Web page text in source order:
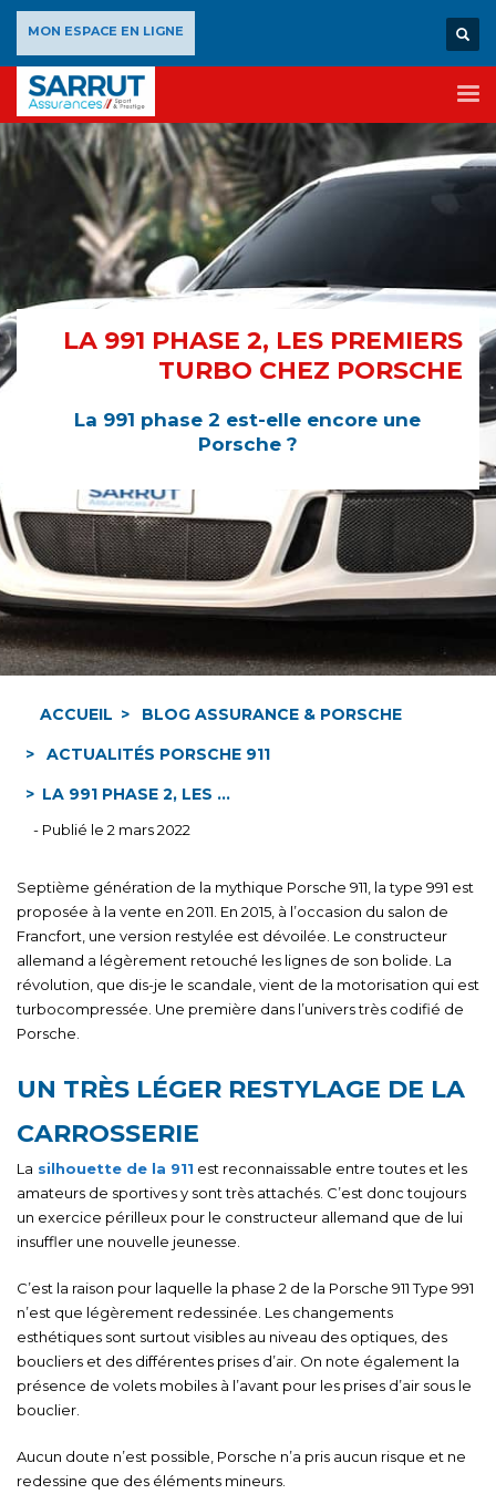
MON ESPACE EN LIGNE
LA 991 PHASE 2, LES PREMIERS
TURBO CHEZ PORSCHE
La 991 phase 2 est-elle encore une
Porsche ?
ACCUEIL
BLOG ASSURANCE & PORSCHE
ACTUALITÉS PORSCHE 911
LA 991 PHASE 2, LES ...
- Publié le 2 mars 2022
Septième génération de la mythique Porsche 911, la type 991 est
proposée à la vente en 2011. En 2015, à l’occasion du salon de
Francfort, une version restylée est dévoilée. Le constructeur
allemand a légèrement retouché les lignes de son bolide. La
révolution, que dis-je le scandale, vient de la motorisation qui est
turbocompressée. Une première dans l’univers très codifié de
Porsche.
UN TRÈS LÉGER RESTYLAGE DE LA
CARROSSERIE
La silhouette de la 911 est reconnaissable entre toutes et les
amateurs de sportives y sont très attachés. C’est donc toujours
un exercice périlleux pour le constructeur allemand que de lui
insuffler une nouvelle jeunesse.
C’est la raison pour laquelle la phase 2 de la Porsche 911 Type 991
n’est que légèrement redessinée. Les changements
esthétiques sont surtout visibles au niveau des optiques, des
boucliers et des différentes prises d’air. On note également la
présence de volets mobiles à l’avant pour les prises d’air sous le
bouclier.
Aucun doute n’est possible, Porsche n’a pris aucun risque et ne
redessine que des éléments mineurs.